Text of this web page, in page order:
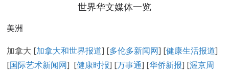
世界华文媒体一览
美洲
加拿大 [加拿大和世界报道] [多伦多新闻网] [健康生活报道]
[国际艺术新闻网] [健康时报] [万事通] [华侨新报] [渥京周